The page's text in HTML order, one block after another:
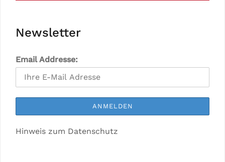
Newsletter
Email Addresse:
Hinweis zum Datenschutz